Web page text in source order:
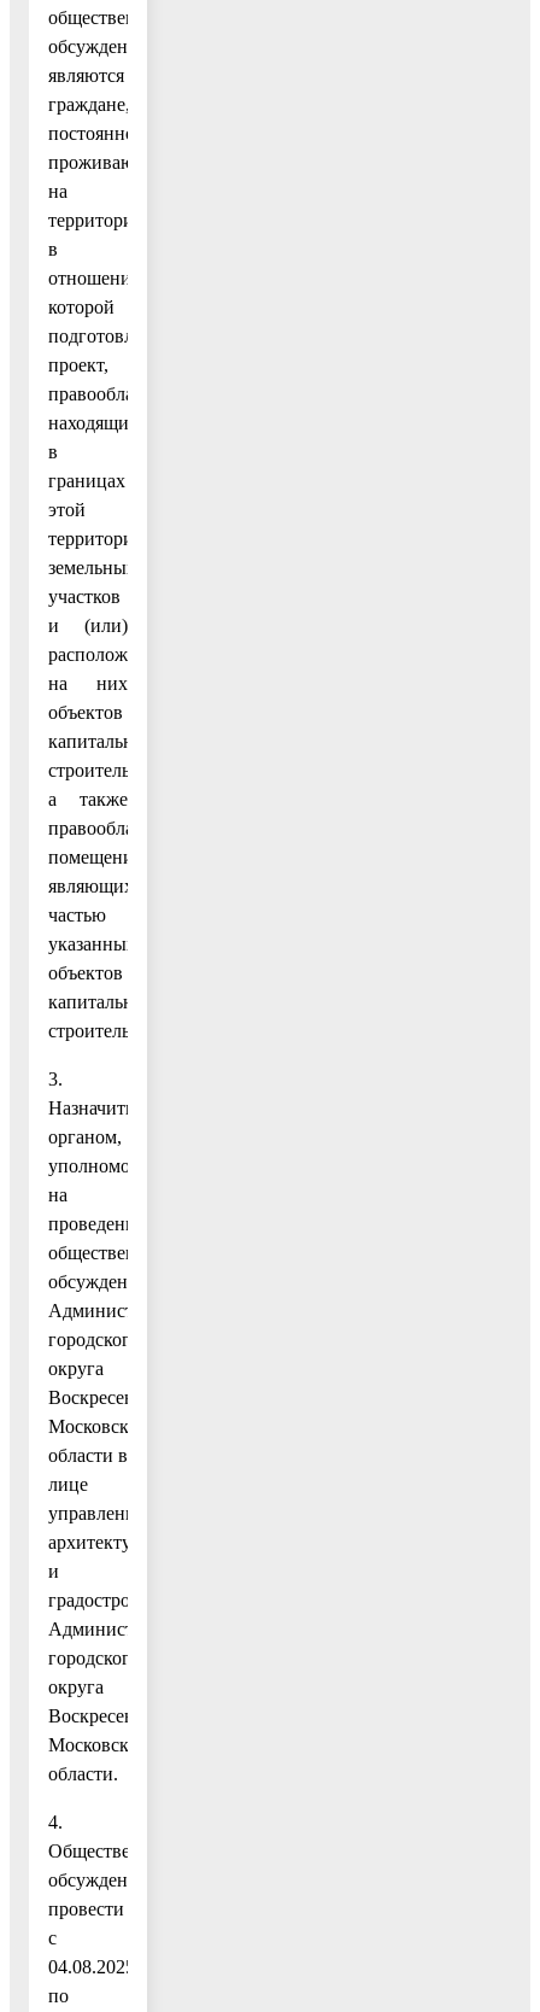
общественных
обсуждений
являются
граждане,
постоянно
проживающие
на
территории,
в
отношении
которой
подготовлен
проект,
правообладатели
находящихся
в
границах
этой
территории
земельных
участков
и (или)
расположенных
на них
объектов
капитального
строительства,
а также
правообладатели
помещений,
являющихся
частью
указанных
объектов
капитального
строительства.
3.
Назначить
органом,
уполномоченным
на
проведение
общественных
обсуждений,
Администрацию
городского
округа
Воскресенск
Московской
области в
лице
управления
архитектуры
и
градостроительства
Администрации
городского
округа
Воскресенск
Московской
области.
4.
Общественные
обсуждения
провести
с
04.08.2025
по